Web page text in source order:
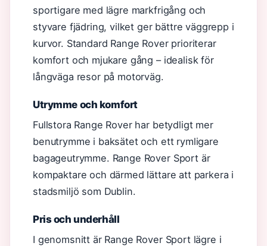
sportigare med lägre markfrigång och
styvare fjädring, vilket ger bättre väggrepp i
kurvor. Standard Range Rover prioriterar
komfort och mjukare gång – idealisk för
långväga resor på motorväg.
Utrymme och komfort
Fullstora Range Rover har betydligt mer
benutrymme i baksätet och ett rymligare
bagageutrymme. Range Rover Sport är
kompaktare och därmed lättare att parkera i
stadsmiljö som Dublin.
Pris och underhåll
I genomsnitt är Range Rover Sport lägre i